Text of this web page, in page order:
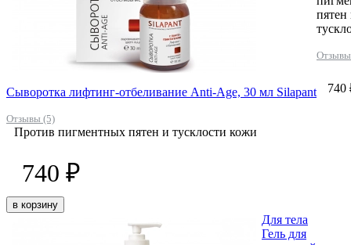
Сыворотка лифтинг-отбеливание Anti-Age, 30 мл Silapant
Отзывы (5)
пятен
740
Против пигментных пятен и тусклости кожи
740 ₽
в корзину
Для тела
Гель для